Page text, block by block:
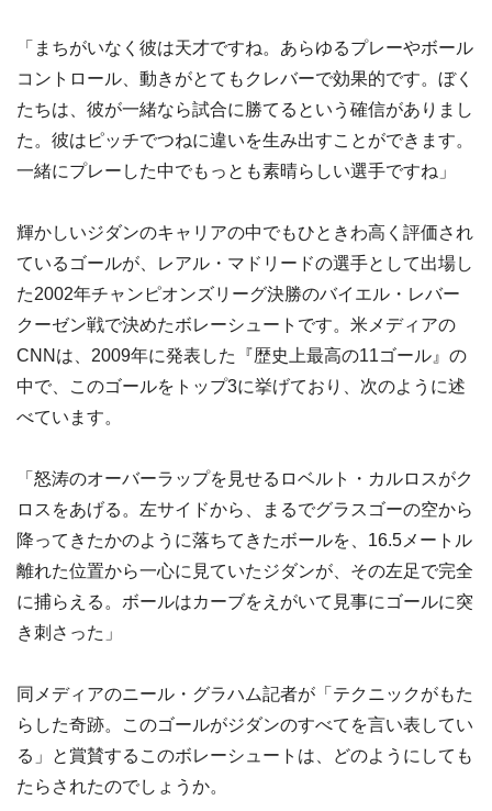
「まちがいなく彼は天才ですね。あらゆるプレーやボール
コントロール、動きがとてもクレバーで効果的です。ぼく
たちは、彼が一緒なら試合に勝てるという確信がありまし
た。彼はピッチでつねに違いを生み出すことができます。
一緒にプレーした中でもっとも素晴らしい選手ですね」
輝かしいジダンのキャリアの中でもひときわ高く評価され
ているゴールが、レアル・マドリードの選手として出場し
た2002年チャンピオンズリーグ決勝のバイエル・レバー
クーゼン戦で決めたボレーシュートです。米メディアの
CNNは、2009年に発表した『歴史上最高の11ゴール』の
中で、このゴールをトップ3に挙げており、次のように述
べています。
「怒涛のオーバーラップを見せるロベルト・カルロスがク
ロスをあげる。左サイドから、まるでグラスゴーの空から
降ってきたかのように落ちてきたボールを、16.5メートル
離れた位置から一心に見ていたジダンが、その左足で完全
に捕らえる。ボールはカーブをえがいて見事にゴールに突
き刺さった」
同メディアのニール・グラハム記者が「テクニックがもた
らした奇跡。このゴールがジダンのすべてを言い表してい
る」と賞賛するこのボレーシュートは、どのようにしても
たらされたのでしょうか。